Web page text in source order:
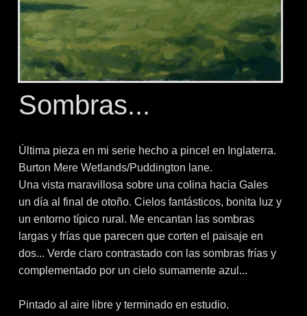
Sombras...
Última pieza en mi serie hecho a pincel en Inglaterra.
Burton Mere Wetlands/Puddington lane.
Una vista maravillosa sobre una colina hacia Gales
un día al final de otoño. Cielos fantásticos, bonita luz y
un entorno típico rural. Me encantan las sombras
largas y frías que parecen que corten el paisaje en
dos... Verde claro contrastado con las sombras frías y
complementado por un cielo sumamente azul...
Pintado al aire libre y terminado en estudio.